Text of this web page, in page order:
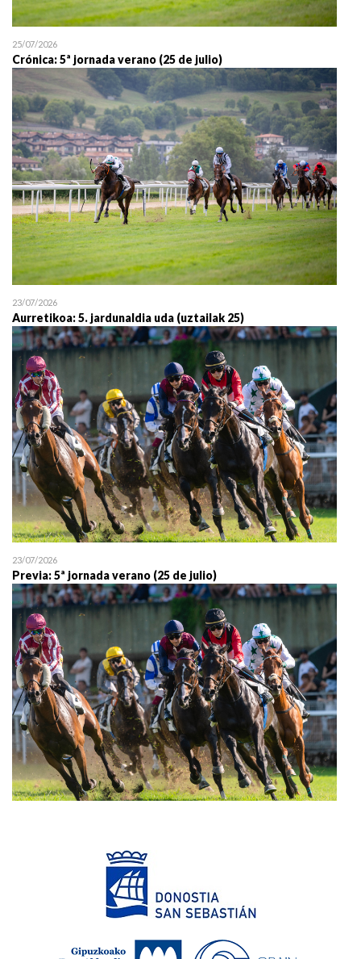
25/07/2026
Crónica: 5ª jornada verano (25 de julio)
23/07/2026
Aurretikoa: 5. jardunaldia uda (uztailak 25)
23/07/2026
Previa: 5ª jornada verano (25 de julio)